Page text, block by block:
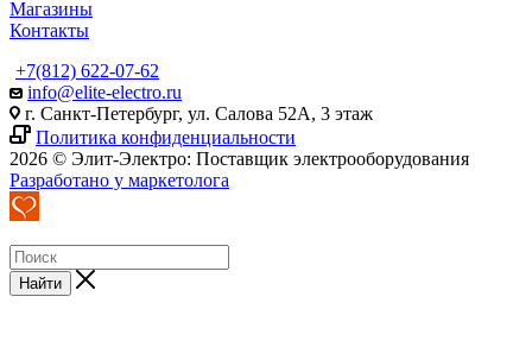
Магазины
Контакты
+7(812) 622-07-62
info@elite-electro.ru
г. Санкт-Петербург, ул. Салова 52А, 3 этаж
Политика конфиденциальности
2026 © Элит-Электро: Поставщик электрооборудования
Разработано у маркетолога
Найти